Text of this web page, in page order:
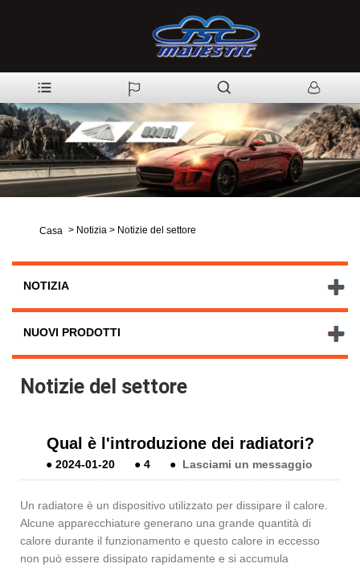
Casa > Notizia > Notizie del settore
NOTIZIA
NUOVI PRODOTTI
Notizie del settore
Qual è l'introduzione dei radiatori?
●2024-01-20 ●4 ● Lasciami un messaggio
Un radiatore è un dispositivo utilizzato per dissipare il calore.
Alcune apparecchiature generano una grande quantità di
calore durante il funzionamento e questo calore in eccesso
non può essere dissipato rapidamente e si accumula